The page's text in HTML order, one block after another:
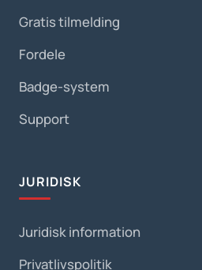
Gratis tilmelding
Fordele
Badge-system
Support
JURIDISK
Juridisk information
Privatlivspolitik